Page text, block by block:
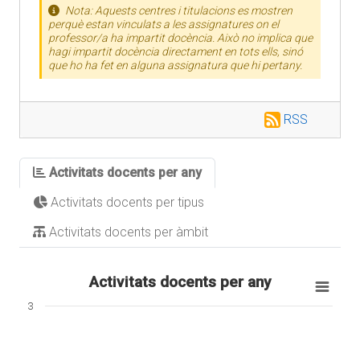
Nota: Aquests centres i titulacions es mostren
perquè estan vinculats a les assignatures on el
professor/a ha impartit docència. Això no implica que
hagi impartit docència directament en tots ells, sinó
que ho ha fet en alguna assignatura que hi pertany.
RSS
Activitats docents per any
Activitats docents per tipus
Activitats docents per àmbit
Activitats docents per any
3